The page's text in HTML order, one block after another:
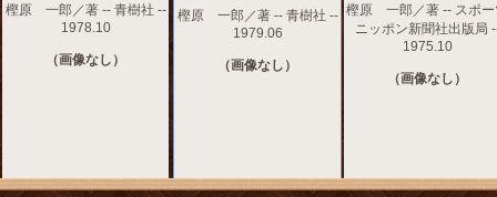
樫原 一郎／著 -- 青樹社 --
1978.10
（画像なし）
樫原 一郎／著 -- 青樹社 --
1979.06
（画像なし）
樫原 一郎／著 -- スポー
ニッポン新聞社出版局
1975.10
（画像なし）